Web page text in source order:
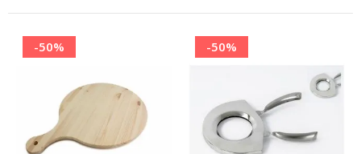
-50% -50%